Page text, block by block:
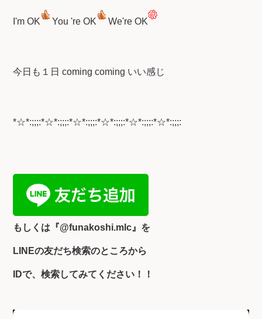
I'm OK You 're OK We're OK
今日も１日 coming coming いい感じ
*☆*:;;;:*☆*:;;;:*☆*:;;;:*☆*:;;;:*☆*:;;;:*☆*:;;;:
もしくは『@funakoshi.mlc』を
LINEの友だち検索のところから
IDで、検索してみてください！！